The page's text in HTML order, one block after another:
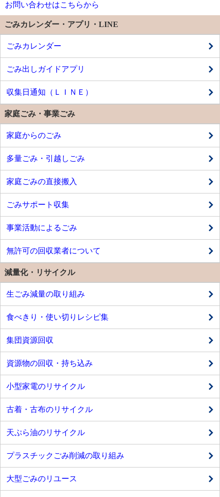
お問い合わせはこちらから
ごみカレンダー・アプリ・LINE
ごみカレンダー
ごみ出しガイドアプリ
収集日通知（ＬＩＮＥ）
家庭ごみ・事業ごみ
家庭からのごみ
多量ごみ・引越しごみ
家庭ごみの直接搬入
ごみサポート収集
事業活動によるごみ
無許可の回収業者について
減量化・リサイクル
生ごみ減量の取り組み
食べきり・使い切りレシピ集
集団資源回収
資源物の回収・持ち込み
小型家電のリサイクル
古着・古布のリサイクル
天ぷら油のリサイクル
プラスチックごみ削減の取り組み
大型ごみのリユース